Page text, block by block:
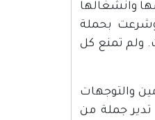
وانشغالها
بحملة
ولم تمنع كل
والتوجهات
جملة من